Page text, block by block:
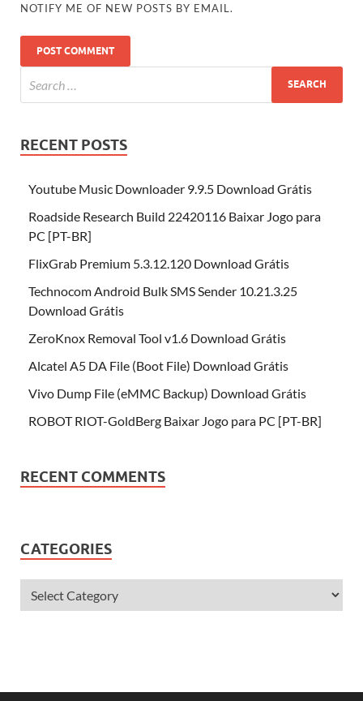
NOTIFY ME OF NEW POSTS BY EMAIL.
RECENT POSTS
Youtube Music Downloader 9.9.5 Download Grátis
Roadside Research Build 22420116 Baixar Jogo para
PC [PT-BR]
FlixGrab Premium 5.3.12.120 Download Grátis
Technocom Android Bulk SMS Sender 10.21.3.25
Download Grátis
ZeroKnox Removal Tool v1.6 Download Grátis
Alcatel A5 DA File (Boot File) Download Grátis
Vivo Dump File (eMMC Backup) Download Grátis
ROBOT RIOT-GoldBerg Baixar Jogo para PC [PT-BR]
RECENT COMMENTS
CATEGORIES